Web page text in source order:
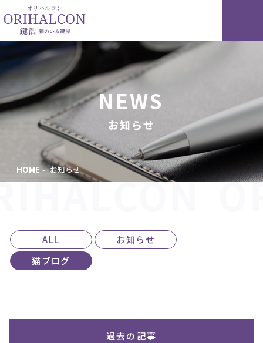
NEWS
お知らせ
HOME お知らせ
ALL
お知らせ
猫ブログ
過去の記事